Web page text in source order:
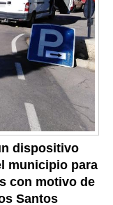
dispositivo
municipio para
con motivo de
Santos